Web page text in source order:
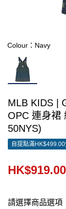
Colour：Navy
MLB KIDS |
OPC 連身裙
50NYS)
自提點滿
HK$919.00
請選擇商品選項